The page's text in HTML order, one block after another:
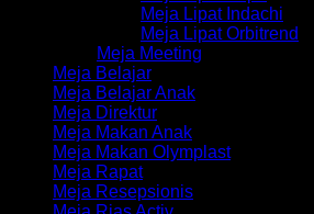
Meja Lipat Indachi
Meja Lipat Orbitrend
Meja Meeting
Meja Belajar
Meja Belajar Anak
Meja Direktur
Meja Makan Anak
Meja Makan Olymplast
Meja Rapat
Meja Resepsionis